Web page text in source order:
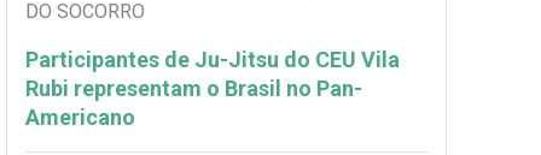
DO SOCORRO
Participantes de Ju-Jitsu do CEU Vila
Rubi representam o Brasil no Pan-
Americano